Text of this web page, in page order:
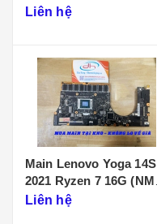
Liên hệ
Main Lenovo Yoga 14S
2021 Ryzen 7 16G (NM-
D431)
Liên hệ